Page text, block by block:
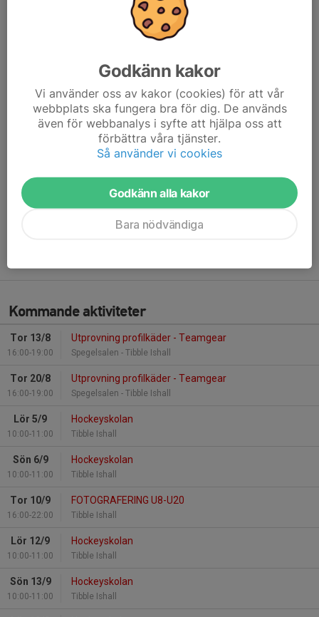
Inga förkunskaper krävs för deltagande i Hockeyskolan.
All nödvändig utrustning finns att låna på plats.
Man kan anmäla sig och är välkommen oavsett när på
säsongen.
Testa på och skapa ett livslångt intresse för rörelse på is
tillsammans med oss.
För information och frågor vänligen kontakta Gustav Back på
email:
hockeyskolan@tabyhc.se
eller telefon: 0708-106343
Kommande aktiviteter
Tor 13/8
16:00-19:00
Utprovning profilkäder - Teamgear
Spegelsalen - Tibble Ishall
Tor 20/8
16:00-19:00
Utprovning profilkäder - Teamgear
Spegelsalen - Tibble Ishall
Lör 5/9
10:00-11:00
Hockeyskolan
Tibble Ishall
Sön 6/9
10:00-11:00
Hockeyskolan
Tibble Ishall
Tor 10/9
16:00-22:00
FOTOGRAFERING U8-U20
Tibble Ishall
Lör 12/9
10:00-11:00
Hockeyskolan
Tibble Ishall
Sön 13/9
10:00-11:00
Hockeyskolan
Tibble Ishall
Godkänn kakor
Vi använder oss av kakor (cookies) för att vår
webbplats ska fungera bra för dig. De används
även för webbanalys i syfte att hjälpa oss att
förbättra våra tjänster.
Så använder vi cookies
Godkänn alla kakor
Bara nödvändiga